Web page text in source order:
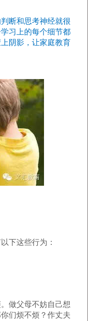
断和思考神经就很
习上的每个细节都
阴影，让家庭教育
下这些行为：
做父母不妨自己想
们烦不烦？作丈夫